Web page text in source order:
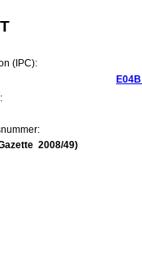
(IPC):
E04B
2008/49)